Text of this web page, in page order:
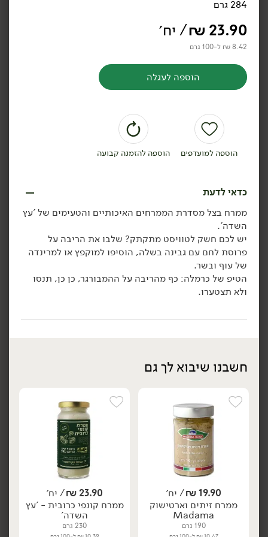
ממרח שום שחור עם דבש -
170 גרם
הוספה לסל
18.90
ממרח זיתים עם פלפל חריף
Madama
190 גרם
9.95 ₪ ל-100 גרם
הוספה לסל
יח׳
ממרח פסטו עגבניות Bell
9.42 ₪ ל-100 גרם
יח׳
23.90
₪/ יח׳
ממרח קונפי כרובית - 'עץ
השדה'
230 גרם
הוספה לסל
23.90
₪/ יח׳
ממרח קונפי שום - 'עץ
השדה'
230 גרם
10.39 ₪ ל-100 גרם
הוספה לסל
284 גרם
23.90
₪/ יח׳
8.42 ₪ ל-100 גרם
הוספה לעגלה
הוספה למועדפים הוספה להזמנה קבועה
כדאי לדעת
ממרח בצל מסדרת הממרחים האיכותיים והטעימים של 'עץ
השדה'.
יש לכם חשק לטוויסט מתקתק? שלבו את הריבה על
פרוסת לחם עם גבינה בשלה, הוסיפו למוקפץ או למרינדה
של עוף ובשר.
הטיפ של כרמלה: כף מהריבה על ההמבורגר, כן כן, תנסו
ולא תצטערו.
חשבנו שיבוא לך גם
19.90
₪/ יח׳
ממרח זיתים וארטישוק
Madama
190 גרם
23.90
₪/ יח׳
ממרח קונפי כרובית - 'עץ
השדה'
230 גרם